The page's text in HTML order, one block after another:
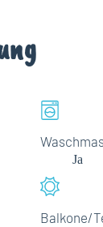
Ja
Balkone/